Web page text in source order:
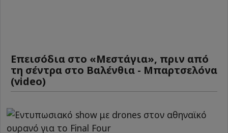
Επεισόδια στο «Μεστάγια», πριν από
τη σέντρα στο Βαλένθια - Μπαρτσελόνα
(video)